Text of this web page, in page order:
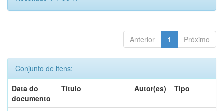
Anterior 1 Próximo
Conjunto de itens:
Data do
documento
Título Autor(es) Tipo